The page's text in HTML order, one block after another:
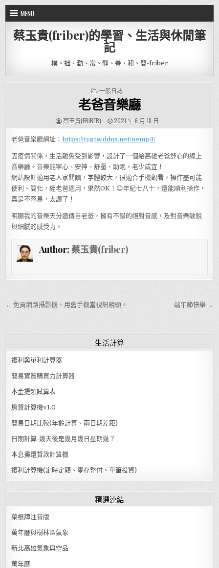
Skip to content
MENU
蔡玉貴(friber)的學習、生活與休閒筆
記
樸、拙、勤、常、靜、善、和、簡-friber
POSTED IN
一般日誌
老爸音樂廳
AUTHOR:
蔡玉貴(FRIBER) PUBLISHED DATE:
2021 年 6 月 18 日
老爸音樂廳網址：https://tygtw.ddns.net/nemp3/
因疫情關係，生活難免受到影響，設計了一個給高雄老爸舒心的線上
音樂廳。音樂能寧心、安神、舒壓、助眠，老少咸宜！
網站設計適用老人家閱讀，字體較大，很適合手機觀看，操作盡可能
便利、簡化，經老爸適用，果然OK！😊年紀七八十，還能順利操作，
真是不容易，太讚了！
明顯我的音樂天分遺傳自老爸，擁有不錯的絕對音感，及對音樂敏銳
與細膩的感受力。
Author: 蔡玉貴(friber)
文章導覽 端午節快樂 →
← 免買網路攝影機，用舊手機當視訊鏡頭。
生活計算
複利與單利計算器
簡易實質購買力計算器
本金提領試算表
房貸計算機v1.0
簡易日期比較(年齡計算、兩日期差距)
日期計算-幾天後是幾月幾日星期幾？
本息攤還貸款計算機
複利計算機(定時定額、零存整付、單筆投資)
精選連結
菜根譚注音版
萬年曆與樹林區氣象
新北高雄氣象與空品
萬年曆